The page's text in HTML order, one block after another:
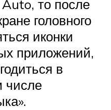
то после
головного
иконки
приложений,
в
числе